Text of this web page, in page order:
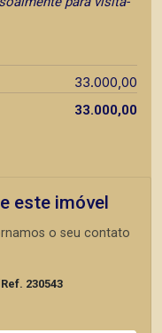
33.000,00
33.000,00
este imóvel
o seu contato
Ref. 230543